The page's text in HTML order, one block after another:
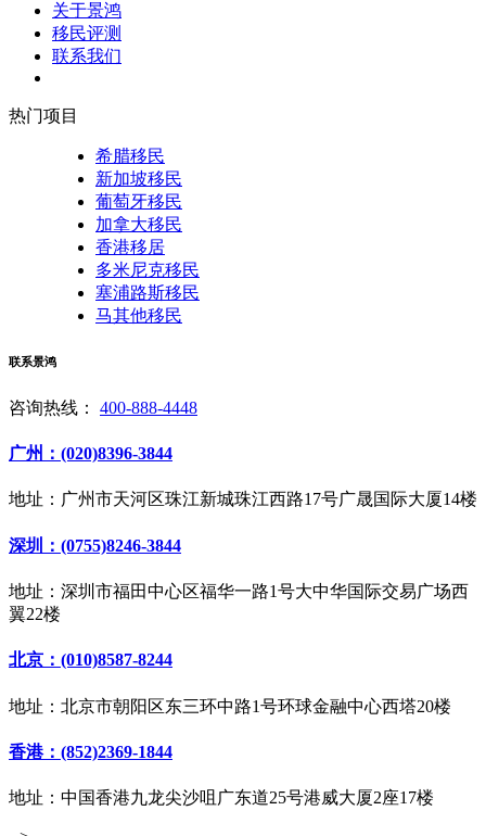
关于景鸿
移民评测
联系我们
热门项目
希腊移民
新加坡移民
葡萄牙移民
加拿大移民
香港移居
多米尼克移民
塞浦路斯移民
马其他移民
联系景鸿
咨询热线： 400-888-4448
广州：(020)8396-3844
地址：广州市天河区珠江新城珠江西路17号广晟国际大厦14楼
深圳：(0755)8246-3844
地址：深圳市福田中心区福华一路1号大中华国际交易广场西
翼22楼
北京：(010)8587-8244
地址：北京市朝阳区东三环中路1号环球金融中心西塔20楼
香港：(852)2369-1844
地址：中国香港九龙尖沙咀广东道25号港威大厦2座17楼